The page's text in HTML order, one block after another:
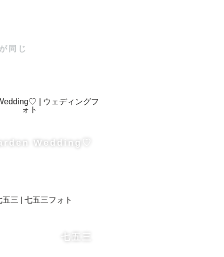
同じ
Wedding♡
七五三